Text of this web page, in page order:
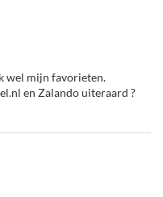
wel mijn favorieten.
en Zalando uiteraard ?